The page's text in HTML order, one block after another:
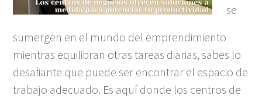
se
sumergen en el mundo del emprendimiento
mientras equilibran otras tareas diarias, sabes lo
desafiante que puede ser encontrar el espacio de
trabajo adecuado. Es aquí donde los centros de